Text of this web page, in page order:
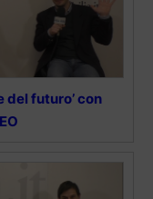
del futuro’ con